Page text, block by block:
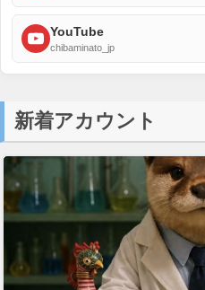
YouTube
chibaminato_jp
新着アカウント